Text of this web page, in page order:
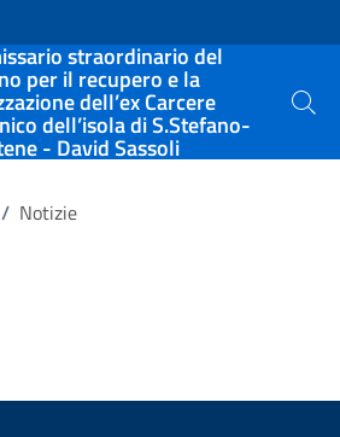
straordinario del
per il recupero e la
dell’ex Carcere
dell’isola di S.Stefano-
- David Sassoli
Cerca
/ Notizie
della pagina